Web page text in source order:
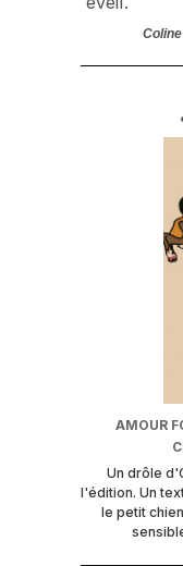
AMOUR
Un drôle
l'édition. Un
le petit